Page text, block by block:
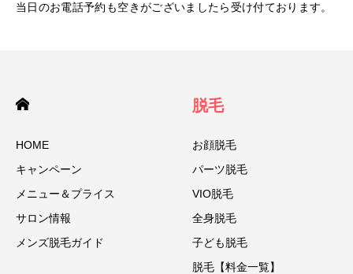
当日のお電話予約も空きがございましたら受け付ております。
HOME
キャンペーン
メニュー＆プライス
サロン情報
メンズ脱毛ガイド
脱毛
お顔脱毛
パーツ脱毛
VIO脱毛
全身脱毛
子ども脱毛
脱毛【料金一覧】